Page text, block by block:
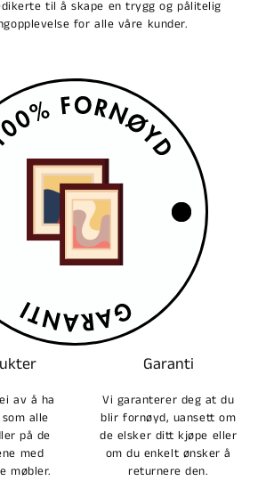
til å skape en trygg og pålitelig
for alle våre kunder.
av å ha
alle
på de
med
møbler.
Garanti
Vi garanterer deg at du
blir fornøyd, uansett om
de elsker ditt kjøpe eller
om du enkelt ønsker å
returnere den.